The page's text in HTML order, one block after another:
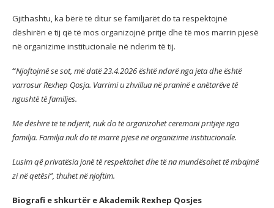
Gjithashtu, ka bërë të ditur se familjarët do ta respektojnë
dëshirën e tij që të mos organizojnë pritje dhe të mos marrin pjesë
në organizime institucionale në nderim të tij.
“Njoftojmë se sot, më datë 23.4.2026 është ndarë nga jeta dhe është
varrosur Rexhep Qosja. Varrimi u zhvillua në praninë e anëtarëve të
ngushtë të familjes.
Me dëshirë të të ndjerit, nuk do të organizohet ceremoni pritjeje nga
familja. Familja nuk do të marrë pjesë në organizime institucionale.
Lusim që privatësia jonë të respektohet dhe të na mundësohet të mbajmë
zi në qetësi”, thuhet në njoftim.
Biografi e shkurtër e Akademik Rexhep Qosjes